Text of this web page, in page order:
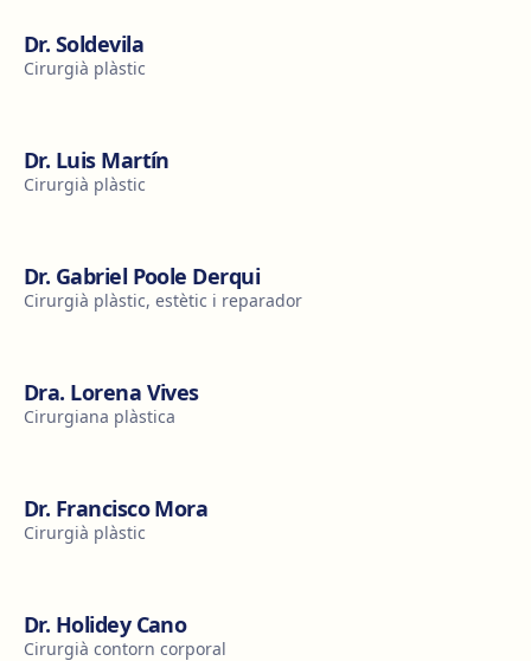
Dr. Soldevila
Cirurgià plàstic
Dr. Luis Martín
Cirurgià plàstic
Dr. Gabriel Poole Derqui
Cirurgià plàstic, estètic i reparador
Dra. Lorena Vives
Cirurgiana plàstica
Dr. Francisco Mora
Cirurgià plàstic
Dr. Holidey Cano
Cirurgià contorn corporal